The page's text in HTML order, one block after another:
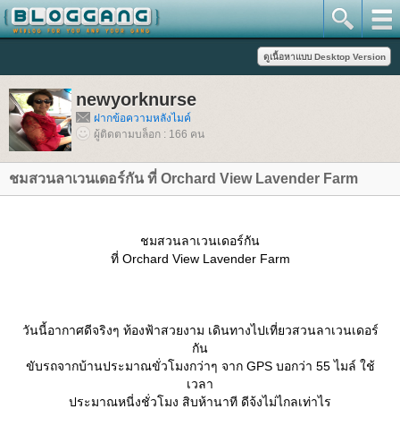
newyorknurse
ฝากข้อความหลังไมค์
ผู้ติดตามบล็อก : 166 คน
ชมสวนลาเวนเดอร์กัน ที่ Orchard View Lavender Farm
ชมสวนลาเวนเดอร์กัน
ที่ Orchard View Lavender Farm
วันนี้อากาศดีจริงๆ ท้องฟ้าสวยงาม เดินทางไปเที่ยวสวนลาเวนเดอร์
กัน
ขับรถจากบ้านประมาณขั่วโมงกว่าๆ จาก GPS บอกว่า 55 ไมล์ ใช้
เวลา
ประมาณหนี่งชั่วโมง สิบห้านาที ดีจ้งไม่ไกลเท่าไร